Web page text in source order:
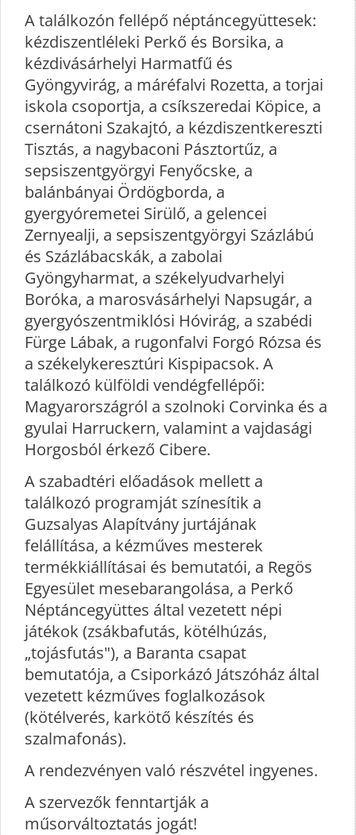
A találkozón fellépő néptáncegyüttesek:
kézdiszentléleki Perkő és Borsika, a
kézdivásárhelyi Harmatfű és
Gyöngyvirág, a máréfalvi Rozetta, a torjai
iskola csoportja, a csíkszeredai Köpice, a
csernátoni Szakajtó, a kézdiszentkereszti
Tisztás, a nagybaconi Pásztortűz, a
sepsiszentgyörgyi Fenyőcske, a
balánbányai Ördögborda, a
gyergyóremetei Sirülő, a gelencei
Zernyealji, a sepsiszentgyörgyi Százlábú
és Százlábacskák, a zabolai
Gyöngyharmat, a székelyudvarhelyi
Boróka, a marosvásárhelyi Napsugár, a
gyergyószentmiklósi Hóvirág, a szabédi
Fürge Lábak, a rugonfalvi Forgó Rózsa és
a székelykeresztúri Kispipacsok. A
találkozó külföldi vendégfellépői:
Magyarországról a szolnoki Corvinka és a
gyulai Harruckern, valamint a vajdasági
Horgosból érkező Cibere.
A szabadtéri előadások mellett a
találkozó programját színesítik a
Guzsalyas Alapítvány jurtájának
felállítása, a kézműves mesterek
termékkiállításai és bemutatói, a Regös
Egyesület mesebarangolása, a Perkő
Néptáncegyüttes által vezetett népi
játékok (zsákbafutás, kötélhúzás,
„tojásfutás"), a Baranta csapat
bemutatója, a Csiporkázó Játszóház által
vezetett kézműves foglalkozások
(kötélverés, karkötő készítés és
szalmafonás).
A rendezvényen való részvétel ingyenes.
A szervezők fenntartják a
műsorváltoztatás jogát!